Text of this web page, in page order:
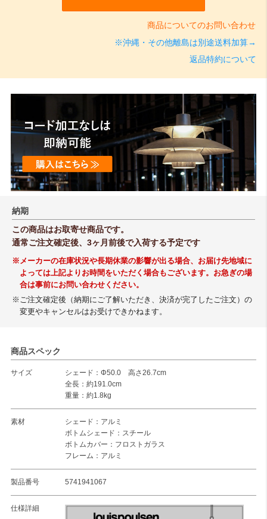
商品についてのお問い合わせ
※沖縄・その他離島は別途送料加算→
返品特約について
納期
この商品はお取寄せ商品です。
通常ご注文確定後、3ヶ月前後で入荷する予定です
※メーカーの在庫状況や長期休業の影響が出る場合、お届け先地域に
よっては上記よりお時間をいただく場合もございます。お急ぎの場
合は事前にお問い合わせください。
※ご注文確定後（納期にご了解いただき、決済が完了したご注文）の
変更やキャンセルはお受けできかねます。
商品スペック
サイズ
シェード：Φ50.0 高さ26.7cm
全長：約191.0cm
重量：約1.8kg
素材
シェード：アルミ
ボトムシェード：スチール
ボトムカバー：フロストガラス
フレーム：アルミ
製品番号 5741941067
仕様詳細